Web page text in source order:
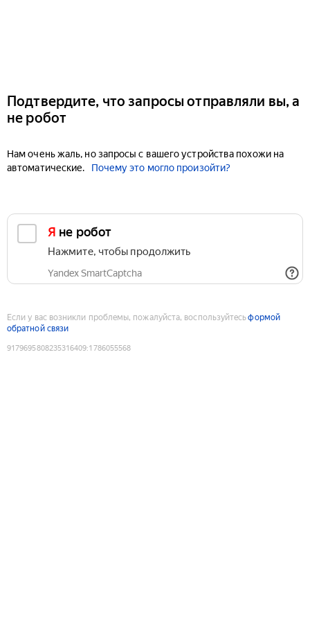
Подтвердите, что запросы отправляли вы, а
не робот
Нам очень жаль, но запросы с вашего устройства похожи на
автоматические.
Почему это могло произойти?
Я не робот
Нажмите, чтобы продолжить
Yandex SmartCaptcha
Если у вас возникли проблемы, пожалуйста, воспользуйтесьформой
обратной связи
9179695808235316409:1786055568